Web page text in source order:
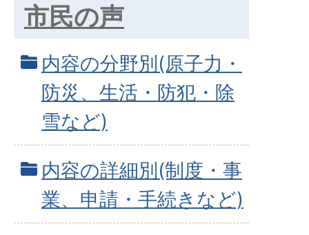
市民の声
内容の分野別(原子力・
防災、生活・防犯・除
雪など)
内容の詳細別(制度・事
業、申請・手続きなど)